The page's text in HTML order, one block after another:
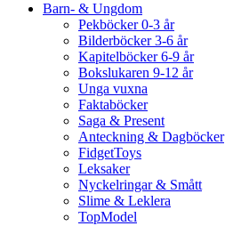
Barn- & Ungdom
Pekböcker 0-3 år
Bilderböcker 3-6 år
Kapitelböcker 6-9 år
Bokslukaren 9-12 år
Unga vuxna
Faktaböcker
Saga & Present
Anteckning & Dagböcker
FidgetToys
Leksaker
Nyckelringar & Smått
Slime & Leklera
TopModel